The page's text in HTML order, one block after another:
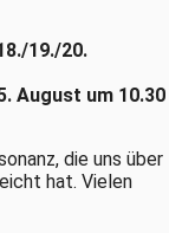
19./20.
August um 10.30
die uns über
hat. Vielen